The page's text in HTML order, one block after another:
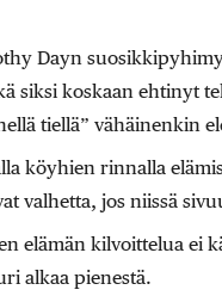
Dayn
siksi koskaan ehtinyt
tiellä” vähäinenkin
köyhien rinnalla
valhetta, jos niissä
elämän kilvoittelua ei
alkaa pienestä.